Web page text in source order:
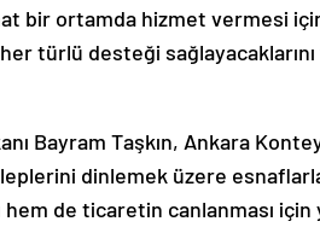
bir ortamda hizmet vermesi
türlü desteği sağlayacaklarını
Bayram Taşkın, Ankara
dinlemek üzere
de ticaretin canlanması için